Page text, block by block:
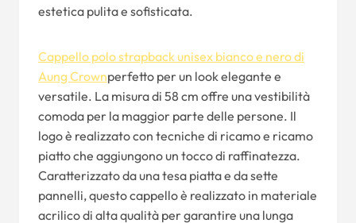
estetica pulita e sofisticata.
Cappello polo strapback unisex bianco e nero di
Aung Crownperfetto per un look elegante e
versatile. La misura di 58 cm offre una vestibilità
comoda per la maggior parte delle persone. Il
logo è realizzato con tecniche di ricamo e ricamo
piatto che aggiungono un tocco di raffinatezza.
Caratterizzato da una tesa piatta e da sette
pannelli, questo cappello è realizzato in materiale
acrilico di alta qualità per garantire una lunga